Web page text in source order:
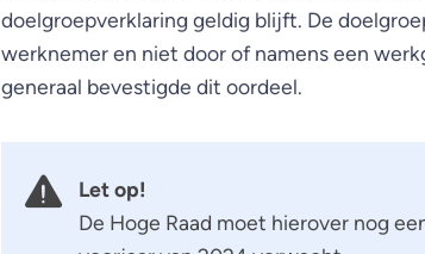
doelgroepverklaring geldig blijft. De
werknemer en niet door of namens een
generaal bevestigde dit oordeel.
Let op!
De Hoge Raad moet hierover nog